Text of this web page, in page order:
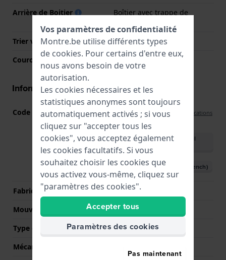
Arrière de Boitier
Boîtier avec trappe de
Trier verre
Acrylique
Couronne
Informations mouvement
Code Mouvement SW-YL3-DD(Voir les spécifications
)
Télécharger le manuel
(English)
Télécharger le manuel (French)
Fabricant de mouvement
ETA
Mouvement suisse
Oui
Type d'affichage
Analogique
Mécanisme
Vos paramètres de confidentialité
Montre.be utilise différents types
de cookies. Pour certains d'entre eux,
nous avons besoin de votre
autorisation.
Les cookies nécessaires et les
statistiques anonymes sont toujours
automatiquement activés ; si vous
cliquez sur "accepter tous les
cookies", vous acceptez également
les cookies facultatifs. Si vous
souhaitez choisir les cookies que
vous activez vous-même, cliquez sur
"paramètres des cookies".
Accepter tous
Paramètres des cookies
Pas maintenant